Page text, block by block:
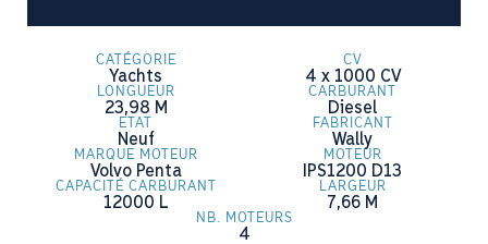
CATÉGORIE
Yachts
CV
4 x 1000 CV
LONGUEUR
23,98 M
CARBURANT
Diesel
ETAT
Neuf
FABRICANT
Wally
MARQUE MOTEUR
Volvo Penta
MOTEUR
IPS1200 D13
CAPACITÉ CARBURANT
12000 L
LARGEUR
7,66 M
NB. MOTEURS
4